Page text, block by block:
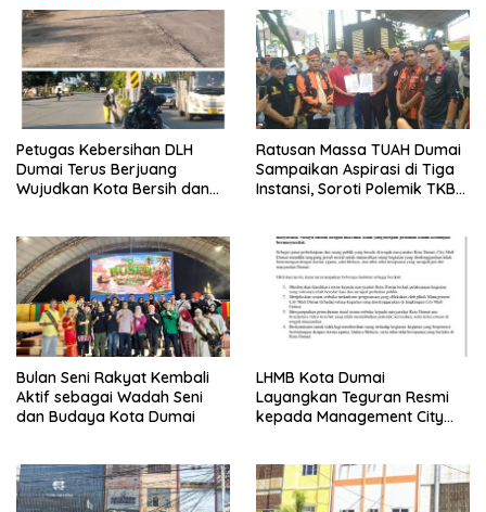
Petugas Kebersihan DLH
Dumai Terus Berjuang
Wujudkan Kota Bersih dan
Ratusan Massa TUAH Dumai
Sampaikan Aspirasi di Tiga
Instansi, Soroti Polemik TKBM
Bulan Seni Rakyat Kembali
Aktif sebagai Wadah Seni
dan Budaya Kota Dumai
LHMB Kota Dumai
Layangkan Teguran Resmi
kepada Management City
kepada Masyarakat